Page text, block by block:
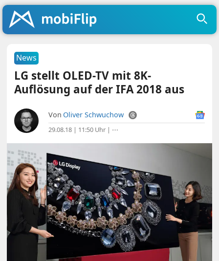
News
LG stellt OLED-TV mit 8K-
Auflösung auf der IFA 2018 aus
Von Oliver Schwuchow
29.08.18 | 11:50 Uhr | ⋯